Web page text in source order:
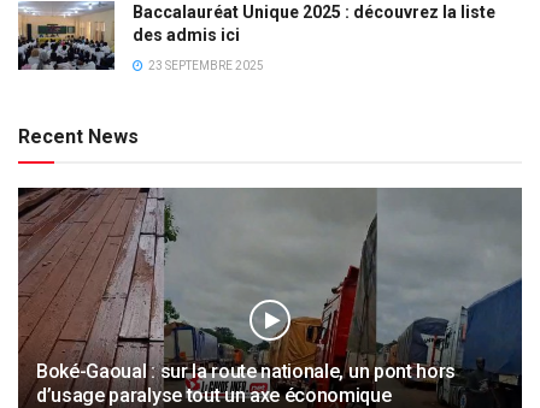
Baccalauréat Unique 2025 : découvrez la liste
des admis ici
23 SEPTEMBRE 2025
Recent News
Boké-Gaoual : sur la route nationale, un pont hors
d’usage paralyse tout un axe économique